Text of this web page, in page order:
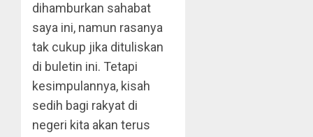
dihamburkan sahabat
saya ini, namun rasanya
tak cukup jika dituliskan
di buletin ini. Tetapi
kesimpulannya, kisah
sedih bagi rakyat di
negeri kita akan terus